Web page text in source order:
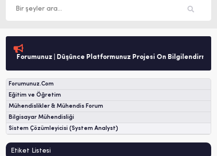
Forumunuz | Düşünce Platformunuz Projesi Ön Bilgilendirme
Forumunuz.Com
Eğitim ve Öğretim
Mühendislikler & Mühendis Forum
Bilgisayar Mühendisliği
Sistem Çözümleyicisi (System Analyst)
Etiket Listesi